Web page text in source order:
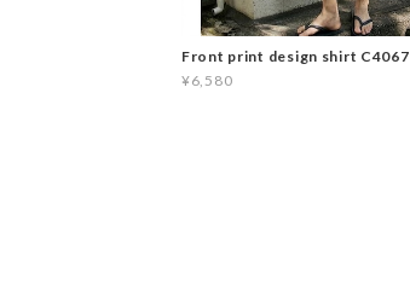
Front print design shirt C4067
¥6,580